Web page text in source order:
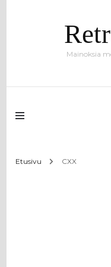
Mainoksia
Etusivu CXX